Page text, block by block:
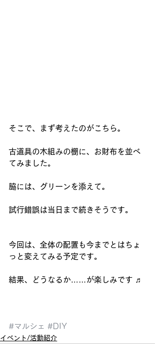
そこで、まず考えたのがこちら。
古道具の木組みの棚に、お財布を並べ
てみました。
脇には、グリーンを添えて。
試行錯誤は当日まで続きそうです。
今回は、全体の配置も今までとはちょ
っと変えてみる予定です。
結果、どうなるか……が楽しみです ♬
#マルシェ #DIY
イベント/活動紹介